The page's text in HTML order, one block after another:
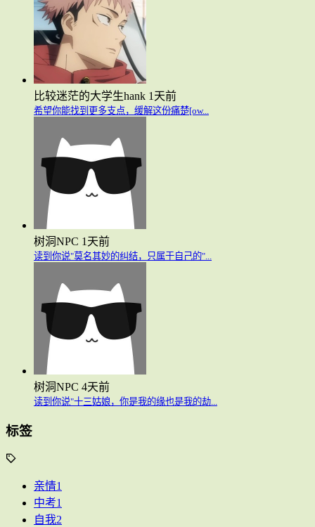
比较迷茫的大学生hank 1天前
希望你能找到更多支点，缓解这份痛楚[ow...
树洞NPC 1天前
读到你说"莫名其妙的纠结，只属于自己的"...
树洞NPC 4天前
读到你说"十三姑娘，你是我的缘也是我的劫...
标签
亲情1
中考1
自我2